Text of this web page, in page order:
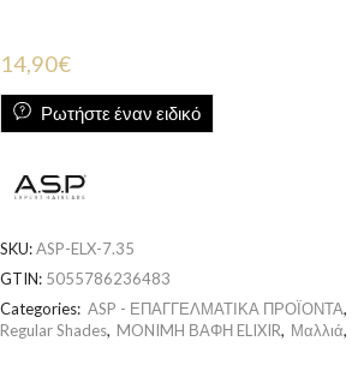
14,90€
Ρωτήστε έναν ειδικό
SKU:ASP-ELX-7.35
GTIN: 5055786236483
Categories: ASP - ΕΠΑΓΓΕΛΜΑΤΙΚΑ ΠΡΟΪΟΝΤΑ,
Regular Shades, MONIMH ΒΑΦΗ ELIXIR, Μαλλιά,